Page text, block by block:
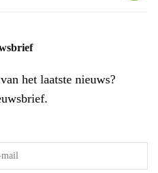
het laatste nieuws?